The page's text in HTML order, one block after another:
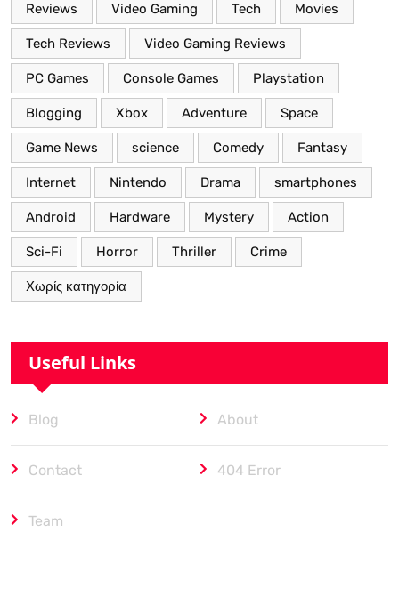
Reviews Video Gaming Tech Movies
Tech Reviews Video Gaming Reviews
PC Games Console Games Playstation
Blogging Xbox Adventure Space
Game News science Comedy Fantasy
Internet Nintendo Drama smartphones
Android Hardware Mystery Action
Sci-Fi Horror Thriller Crime
Χωρίς κατηγορία
Useful Links
Blog About
Contact 404 Error
Team